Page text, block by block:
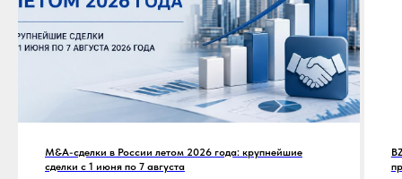
M&A-сделки в России летом 2026 года: крупнейшие
сделки с 1 июня по 7 августа